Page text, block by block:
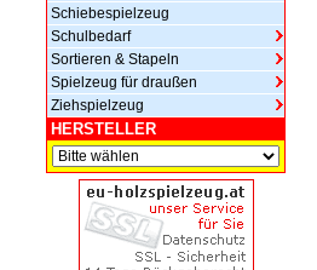
Schiebespielzeug
Schulbedarf
Sortieren & Stapeln
Spielzeug für draußen
Ziehspielzeug
HERSTELLER